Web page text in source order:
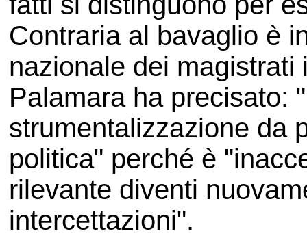
Contraria al bavaglio è
nazionale dei
Palamara ha precisato:
strumentalizzazione da
politica" perché è
rilevante diventi
intercettazioni".